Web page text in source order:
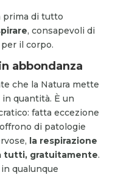
prima di tutto
, consapevoli di
il corpo.
abbondanza
che la Natura mette
quantità. È un
fatta eccezione
di patologie
la respirazione
tutti, gratuitamente.
qualunque